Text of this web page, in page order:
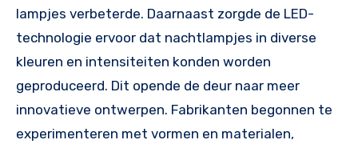
lampjes verbeterde. Daarnaast zorgde de LED-
technologie ervoor dat nachtlampjes in diverse
kleuren en intensiteiten konden worden
geproduceerd. Dit opende de deur naar meer
innovatieve ontwerpen. Fabrikanten begonnen te
experimenteren met vormen en materialen,